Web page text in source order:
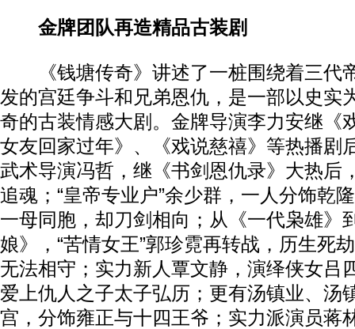
金牌团队再造精品古装剧
《钱塘传奇》讲述了一桩围绕着三代
发的宫廷争斗和兄弟恩仇，是一部以史实
奇的古装情感大剧。金牌导演李力安继《
女友回家过年》、《戏说慈禧》等热播剧
武术导演冯哲，继《书剑恩仇录》大热后
追魂；“皇帝专业户”余少群，一人分饰乾
一母同胞，却刀剑相向；从《一代枭雄》
娘》，“苦情女王”郭珍霓再转战，历生死
无法相守；实力新人覃文静，演绎侠女吕
爱上仇人之子太子弘历；更有汤镇业、汤
宫，分饰雍正与十四王爷；实力派演员蒋